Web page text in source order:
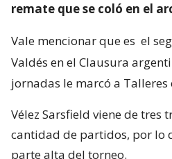
remate que se coló en el
Vale mencionar que es el
Valdés en el Clausura
jornadas le marcó a Talleres
Vélez Sarsfield viene de tres
cantidad de partidos, por lo
parte alta del torneo.